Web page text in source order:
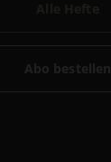
Abo bestellen